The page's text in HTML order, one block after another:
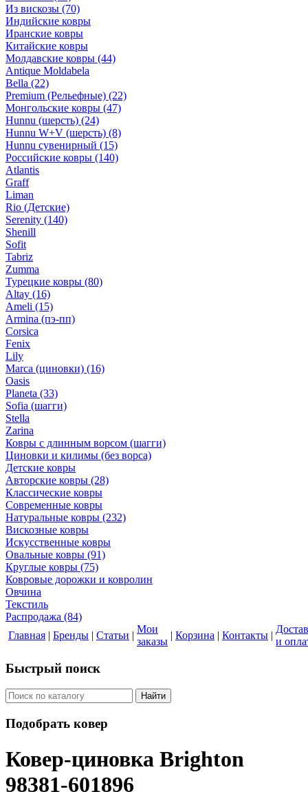
Из вискозы (70)
Индийские ковры
Иранские ковры
Китайские ковры
Молдавские ковры (44)
Antique Moldabela
Bella (22)
Premium (Рельефные) (22)
Монгольские ковры (47)
Hunnu (шерсть) (24)
Hunnu W+V (шерсть) (8)
Hunnu сувенирный (15)
Российские ковры (140)
Atlantis
Graff
Liman
Rio (Детские)
Serenity (140)
Shenill
Sofit
Tabriz
Zumma
Турецкие ковры (80)
Altay (16)
Ameli (15)
Armina (пэ-пп)
Corsica
Fenix
Lily
Marca (циновки) (16)
Oasis
Planeta (33)
Sofia (шагги)
Stella
Zarina
Ковры с длинным ворсом (шагги)
Циновки и килимы (без ворса)
Детские ковры
Авторские ковры (28)
Классические ковры
Современные ковры
Натуральные ковры (232)
Вискозные ковры
Искусственные ковры
Овальные ковры (91)
Круглые ковры (75)
Ковровые дорожки и ковролин
Овчина
Текстиль
Распродажа (84)
Главная | Бренды | Статьи |
Мои
заказы
| Корзина | Контакты |
и
Быстрый поиск
Найти
Подобрать ковер
Ковер-циновка Brighton
98381-601896